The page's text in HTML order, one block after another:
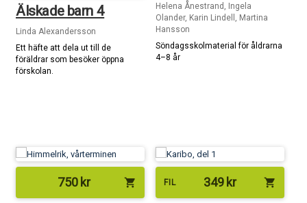
Älskade barn 4
Linda Alexandersson
Ett häfte att dela ut till de
föräldrar som besöker öppna
förskolan.
Helena Ånestrand, Ingela
Olander, Karin Lindell, Martina
Hansson
Söndagsskolmaterial för åldrarna
4–8 år
750kr shopping_cart FIL 349kr shopping_cart